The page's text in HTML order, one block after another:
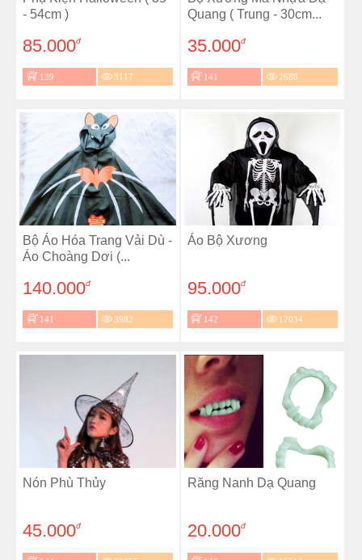
- 54cm )
85.000đ
139 3117
Quang ( Trung - 30cm...
35.000đ
141 2688
Bộ Áo Hóa Trang Vải Dù -
Áo Choàng Dơi (...
140.000đ
141 3982
Áo Bộ Xương
95.000đ
142 17034
Nón Phù Thủy
45.000đ
Răng Nanh Dạ Quang
20.000đ